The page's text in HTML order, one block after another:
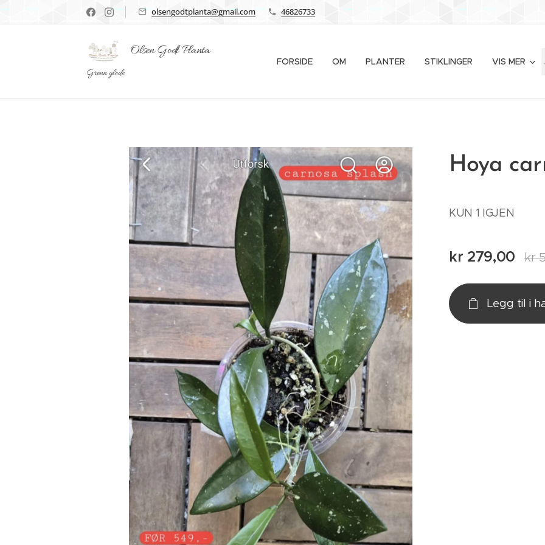
olsengodtplanta@gmail.com 46826733
Olsen Godt Planta
Grønn glede
FORSIDE OM PLANTER STIKLINGER VIS MER
Hoya
KUN 1 IGJEN
kr 279,00 kr
Legg til i